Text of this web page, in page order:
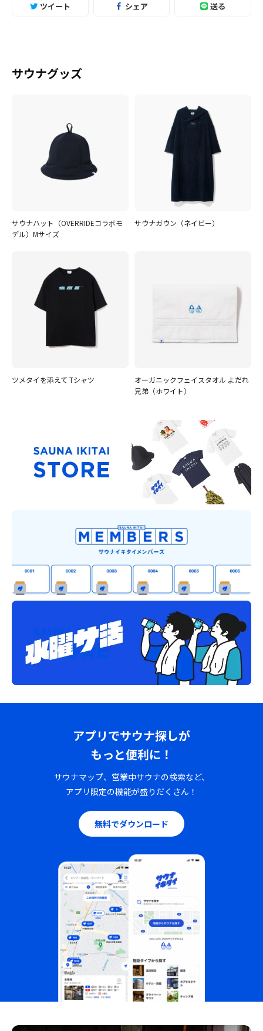
ツイート シェア 送る
サウナグッズ
サウナハット（OVERRIDEコラボモ
デル）Mサイズ
サウナガウン（ネイビー）
ツメタイを添えて Tシャツ
オーガニックフェイスタオル よだれ
兄弟（ホワイト）
アプリでサウナ探しが
もっと便利に！
サウナマップ、営業中サウナの検索など、
アプリ限定の機能が盛りだくさん！
無料でダウンロード